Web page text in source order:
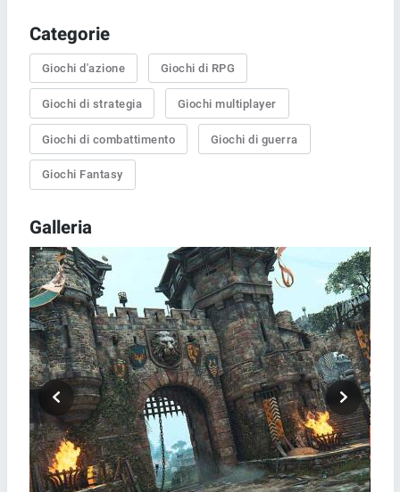
Categorie
Giochi d'azione Giochi di RPG
Giochi di strategia Giochi multiplayer
Giochi di combattimento Giochi di guerra
Giochi Fantasy
Galleria